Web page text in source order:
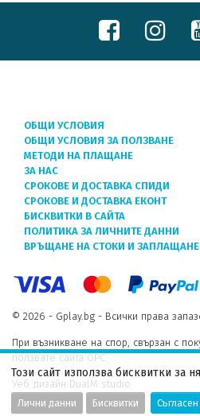
ОБЩИ УСЛОВИЯ
ОБЩИ УСЛОВИЯ ЗА ПОЛЗВАНЕ
МЕТОДИ НА ПЛАЩАНЕ
ЗА НАС
СРОКОВЕ И ДОСТАВКА СПИДИ
СРОКОВЕ И ДОСТАВКА ЕКОНТ
БИСКВИТКИ В САЙТА
ПОЛИТИКА ЗА ЛИЧНИТЕ ДАННИ
ВРЪЩАНЕ НА СТОКИ И ЗАПЛАЩАНЕ
© 2026 - Gplay.bg - Всички права
При възникване на спор, свързан с
ползвате сайта ОРС.
Уеб дизайн DualM studio
Този сайт използва бисквитки за
Лични данни Бисквитки